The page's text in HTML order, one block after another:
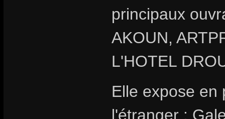
principaux
AKOUN,
L'HOTEL
Elle expose en
l'étranger :